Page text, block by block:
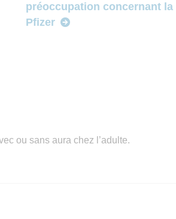
préoccupation concernant
Pfizer
ou sans aura chez l’adulte.